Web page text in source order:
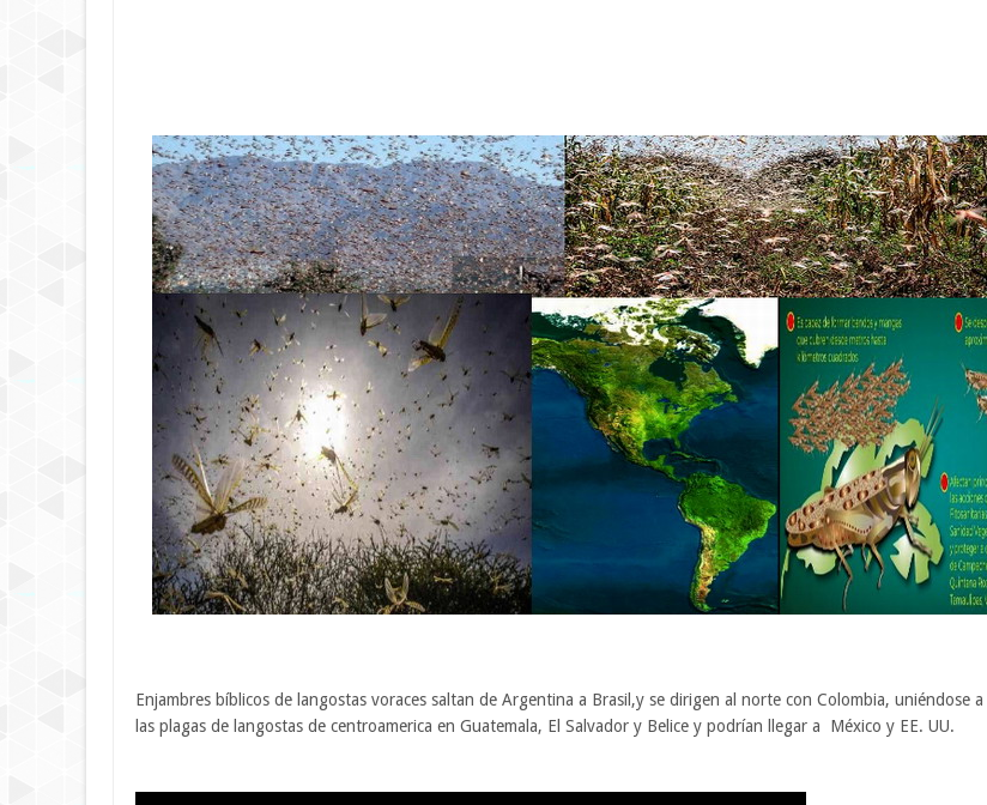
Enjambres bíblicos de langostas voraces saltan de Argentina a Brasil,y se dirigen al norte con Colombia, uniéndose a
las plagas de langostas de centroamerica en Guatemala, El Salvador y Belice y podrían llegar a México y EE. UU.